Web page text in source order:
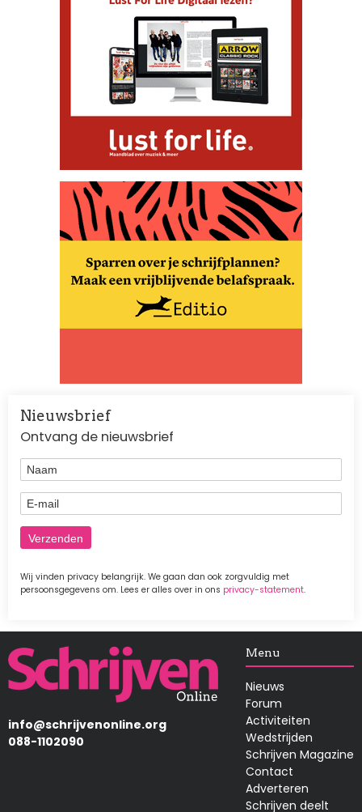
Nieuwsbrief
Ontvang de nieuwsbrief
Naam
E-mail
Wij vinden privacy belangrijk. We gaan dan ook zorgvuldig met
persoonsgegevens om. Lees er alles over in ons privacy-statement.
Afbeelding
info@schrijvenonline.org
088-1102090
Menu
Nieuws
Forum
Activiteiten
Wedstrijden
Schrijven Magazine
Contact
Adverteren
Schrijven deelt